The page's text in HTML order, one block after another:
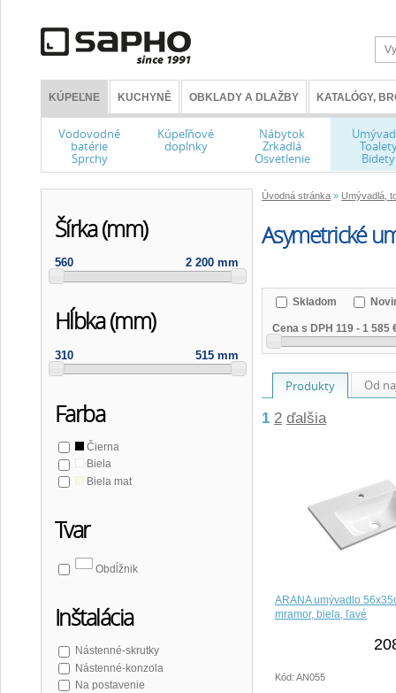
KÚPEĽNE KUCHYNĚ OBKLADY A DLAŽBY KATALÓGY,
Vodovodné
batérie
Sprchy
Kúpeľňové
doplnky
Nábytok
Zrkadlá
Osvetlenie Bidety
Úvodná stránka » Umývadlá,
Asymetrické
Šírka (mm)
560 2 200 mm
Hĺbka (mm)
310 515 mm
Farba
Čierna
Biela
Biela mat
Tvar
Obdĺžnik
Inštalácia
Nástenné-skrutky
Nástenné-konzola
Na postavenie
Skladom
Cena s DPH 119 - 1 585
Produkty Od
1 2 ďalšia
ARANA umývadlo
mramor, biela, ľavé
Kód: AN055